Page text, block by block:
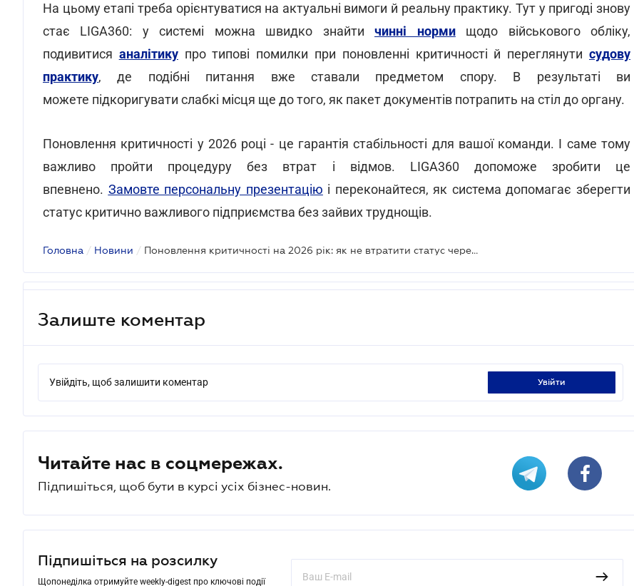
На цьому етапі треба орієнтуватися на актуальні вимоги й реальну практику. Тут у пригоді знову
стає LIGA360: у системі можна швидко знайтичинні нормищодо військового обліку,
подивитися аналітику про типові помилки при поновленні критичності й переглянутисудову
практику, де подібні питання вже ставали предметом спору. В результаті ви
можете підкоригувати слабкі місця ще до того, як пакет документів потрапить на стіл до органу.
Поновлення критичності у 2026 році - це гарантія стабільності для вашої команди. І саме тому
важливо пройти процедуру без втрат і відмов. LIGA360 допоможе зробити це
впевнено. Замовте персональну презентацію і переконайтеся, як система допомагає зберегти
статус критично важливого підприємства без зайвих труднощів.
Головна / Новини / Поновлення критичності на 2026 рік: як не втратити статус через нові правила
Залиште коментар
Увійдіть, щоб залишити коментар увійти
Читайте нас в соцмережах.
Підпишіться, щоб бути в курсі усіх бізнес-новин.
Підпишіться на розсилку
Щопонеділка отримуйте weekly-digest про ключові події